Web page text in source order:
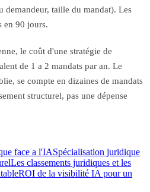
demandeur, taille du mandat). Les
en 90 jours.
le coût d'une stratégie de
de 1 a 2 mandats par an. Le
se compte en dizaines de mandats
structurel, pas une dépense
face a l'IASpécialisation juridique
Les classements juridiques et les
ROI de la visibilité IA pour un